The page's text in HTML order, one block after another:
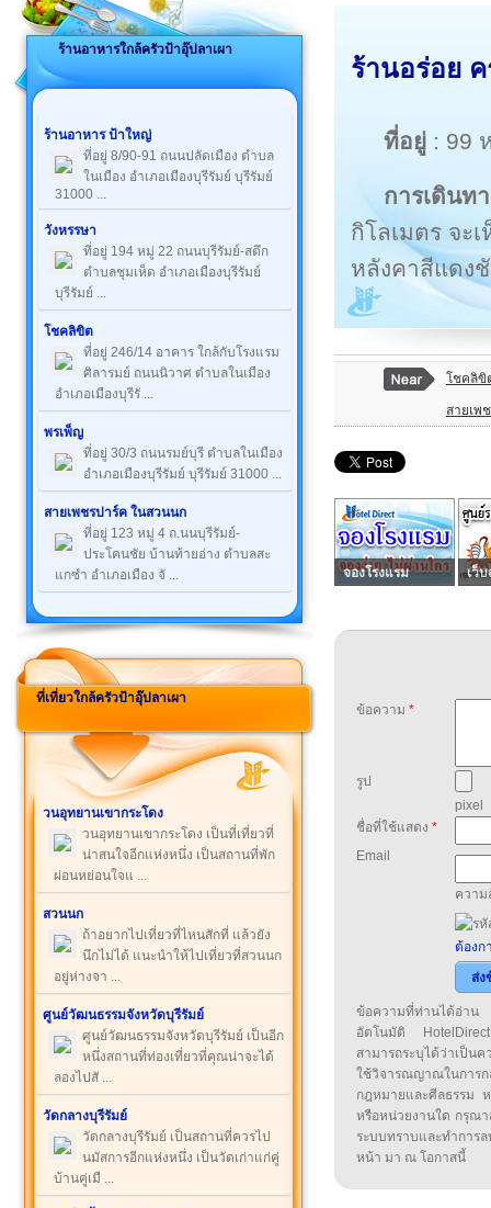
ร้านอาหารใกล้ครัวป้าอุ๊ปลาเผา
ร้านอาหาร ป้าใหญ่
ที่อยู่ 8/90-91 ถนนปลัดเมือง ตำบล
ในเมือง อำเภอเมืองบุรีรัมย์ บุรีรัมย์
31000 ...
วังหรรษา
ที่อยู่ 194 หมู่ 22 ถนนบุรีรัมย์-สตึก
ตำบลชุมเห็ด อำเภอเมืองบุรีรัมย์
บุรีรัมย์ ...
โชคลิขิต
ที่อยู่ 246/14 อาคาร ใกล้กับโรงแรม
ศิลารมย์ ถนนนิวาศ ตำบลในเมือง
อำเภอเมืองบุรีรั ...
พรเพ็ญ
ที่อยู่ 30/3 ถนนรมย์บุรี ตำบลในเมือง
อำเภอเมืองบุรีรัมย์ บุรีรัมย์ 31000 ...
สายเพชรปาร์ค ในสวนนก
ที่อยู่ 123 หมู่ 4 ถ.นนบุรีรัมย์-
ประโคนชัย บ้านท้ายอ่าง ตำบลสะ
แกซำ อำเภอเมือง จั ...
ที่เที่ยวใกล้ครัวป้าอุ๊ปลาเผา
วนอุทยานเขากระโดง
วนอุทยานเขากระโดง เป็นที่เที่ยวที่
น่าสนใจอีกแห่งหนึ่ง เป็นสถานที่พัก
ผ่อนหย่อนใจแ ...
สวนนก
ถ้าอยากไปเที่ยวที่ไหนสักที่ แล้วยัง
นึกไม่ได้ แนะนำให้ไปเที่ยวที่สวนนก
อยู่ห่างจา ...
ศูนย์วัฒนธรรมจังหวัดบุรีรัมย์
ศูนย์วัฒนธรรมจังหวัดบุรีรัมย์ เป็นอีก
หนึ่งสถานที่ท่องเที่ยวที่คุณน่าจะได้
ลองไปสั ...
วัดกลางบุรีรัมย์
วัดกลางบุรีรัมย์ เป็นสถานที่ควรไป
นมัสการอีกแห่งหนึ่ง เป็นวัดเก่าแก่คู่
บ้านคู่เมื ...
ร้านอร่อย
ที่อยู่ : 99
การเดินท
กิโลเมตร จะเ
หลังคาสีแดง
โชคลิขิ
สายเพ
จองโรงแรม เว็บ
ข้อความ *
รูป
pixel
ชื่อที่ใช้แสดง *
Email
ความ
ต้องก
ส่ง
ข้อความที่ท่านได้อ่าน
อัตโนมัติ
สามารถระบุได้ว่าเป็น
ใช้วิจารณญาณในกา
กฎหมายและศีลธรรม
หรือหน่วยงานใด กรุณา
ระบบทราบและทำกา
หน้า มา ณ โอกาสนี้